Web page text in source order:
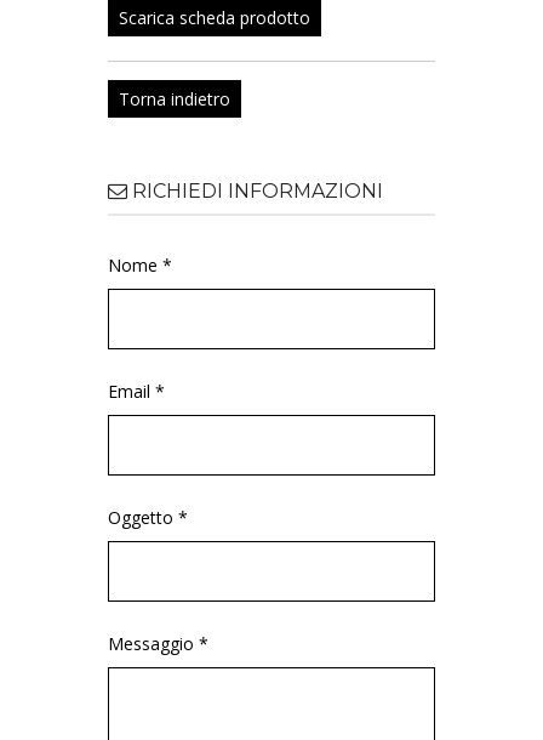
Scarica scheda prodotto
Torna indietro
RICHIEDI INFORMAZIONI
Nome *
Email *
Oggetto *
Messaggio *